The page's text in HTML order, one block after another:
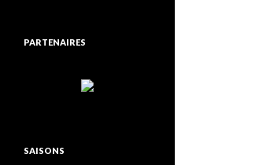
PARTENAIRES
SAISONS